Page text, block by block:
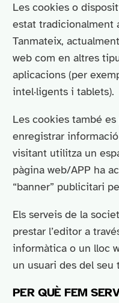
Les cookies o
estat tradicionalment
Tanmateix,
web com en altres
aplicacions (per
intel·ligents i tablets).
Les cookies també
enregistrar
visitant utilitza un
pàgina web/APP ha
“banner” publicitari
Els serveis de la
prestar l’editor a
informàtica o un lloc
un usuari des del seu
PER QUÈ FEM